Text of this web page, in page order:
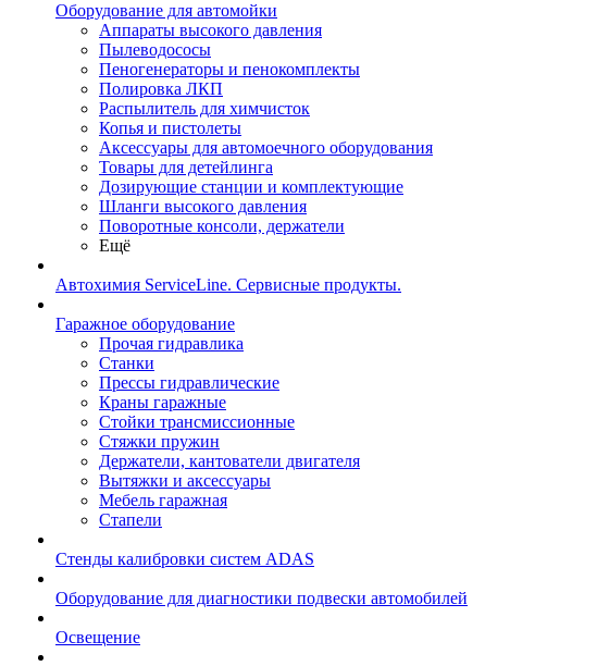
Оборудование для автомойки
Аппараты высокого давления
Пылеводососы
Пеногенераторы и пенокомплекты
Полировка ЛКП
Распылитель для химчисток
Копья и пистолеты
Аксессуары для автомоечного оборудования
Товары для детейлинга
Дозирующие станции и комплектующие
Шланги высокого давления
Поворотные консоли, держатели
Ещё
Автохимия ServiceLine. Сервисные продукты.
Гаражное оборудование
Прочая гидравлика
Станки
Прессы гидравлические
Краны гаражные
Стойки трансмиссионные
Стяжки пружин
Держатели, кантователи двигателя
Вытяжки и аксессуары
Мебель гаражная
Стапели
Стенды калибровки систем ADAS
Оборудование для диагностики подвески автомобилей
Освещение